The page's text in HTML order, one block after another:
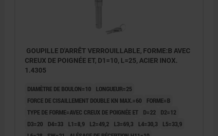
GOUPILLE D'ARRÊT VERROUILLABLE, FORME:B AVEC
CREUX DE POIGNÉE ET, D1=10, L=25, ACIER INOX.
1.4305
DIAMÈTRE DE BOULON=10
LONGUEUR=25
FORCE DE CISAILLEMENT DOUBLE KN MAX.=60
FORME=B
TYPE DE FORME=AVEC CREUX DE POIGNÉE ET
D=22
D2=12
D3=20
D4=33 L1=8,9 L2=49,2 L3=69,3 L4=30,3
L5=33,9